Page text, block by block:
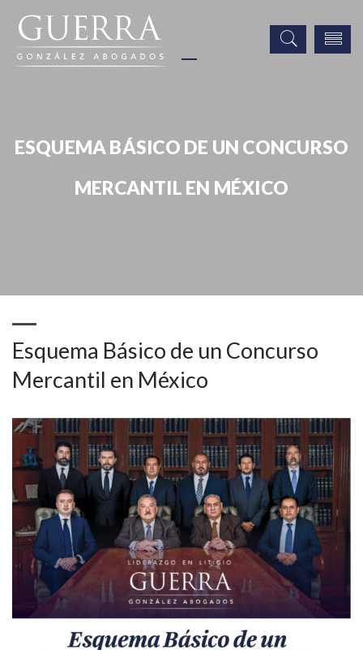
ESQUEMA BÁSICO DE UN CONCURSO
MERCANTIL EN MÉXICO
Esquema Básico de un Concurso
Mercantil en México